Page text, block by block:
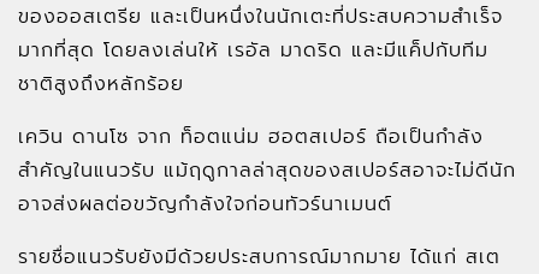
ของออสเตรีย และเป็นหนึ่งในนักเตะที่ประสบความสำเร็จ
มากที่สุด โดยลงเล่นให้ เรอัล มาดริด และมีแค็ปกับทีม
ชาติสูงถึงหลักร้อย
เควิน ดานโซ จาก ท็อตแน่ม ฮอตสเปอร์ ถือเป็นกำลัง
สำคัญในแนวรับ แม้ฤดูกาลล่าสุดของสเปอร์สอาจะไม่ดีนัก
อาจส่งผลต่อขวัญกำลังใจก่อนทัวร์นาเมนต์
รายชื่อแนวรับยังมีด้วยประสบการณ์มากมาย ได้แก่ สเต